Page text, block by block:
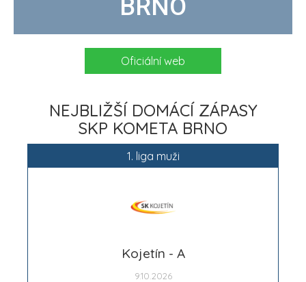
BRNO
Oficiální web
NEJBLIŽŠÍ DOMÁCÍ ZÁPASY
SKP KOMETA BRNO
1. liga muži
Kojetín - A
9.10.2026